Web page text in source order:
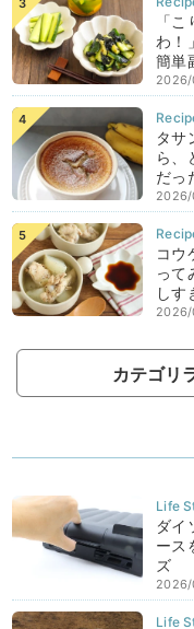
「
わ！
簡単
2026/
タサ
ら、
だっ
2026/
コウ
って
しす
2026/
カテゴリ
ダイ
ース
ズ
2026/